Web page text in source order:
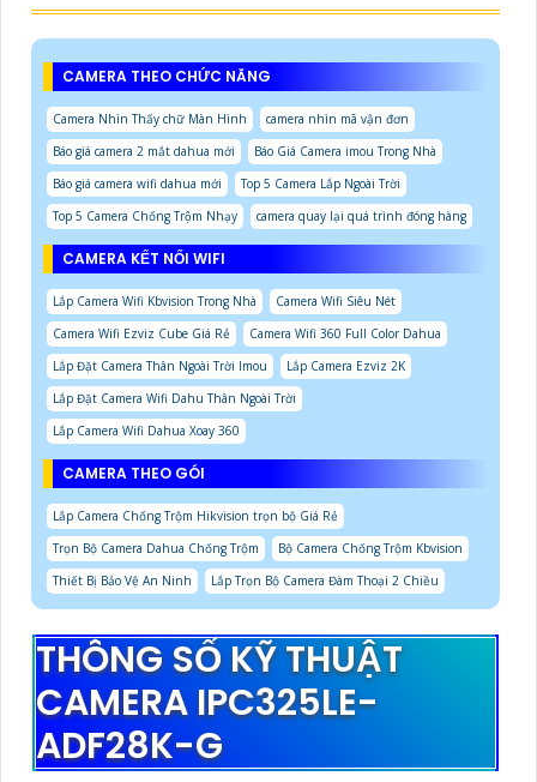
CAMERA THEO CHỨC NĂNG
Camera Nhìn Thấy chữ Màn Hình
camera nhìn mã vận đơn
Báo giá camera 2 mắt dahua mới
Báo Giá Camera imou Trong Nhà
Báo giá camera wifi dahua mới
Top 5 Camera Lắp Ngoài Trời
Top 5 Camera Chống Trộm Nhạy
camera quay lại quá trình đóng hàng
CAMERA KẾT NỐI WIFI
Lắp Camera Wifi Kbvision Trong Nhà
Camera Wifi Siêu Nét
Camera Wifi Ezviz Cube Giá Rẻ
Camera Wifi 360 Full Color Dahua
Lắp Đặt Camera Thân Ngoài Trời Imou
Lắp Camera Ezviz 2K
Lắp Đặt Camera Wifi Dahu Thân Ngoài Trời
Lắp Camera Wifi Dahua Xoay 360
CAMERA THEO GÓI
Lắp Camera Chống Trộm Hikvision trọn bộ Giá Rẻ
Trọn Bộ Camera Dahua Chống Trộm
Bộ Camera Chống Trộm Kbvision
Thiết Bị Bảo Vệ An Ninh
Lắp Trọn Bộ Camera Đàm Thoại 2 Chiều
THÔNG SỐ KỸ THUẬT
CAMERA IPC325LE-
ADF28K-G